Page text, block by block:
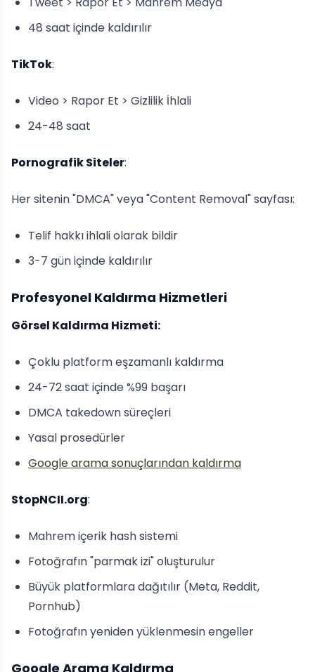
48 saat içinde kaldırılır
TikTok:
Video > Rapor Et > Gizlilik İhlali
24-48 saat
Pornografik Siteler:
Her sitenin "DMCA" veya "Content Removal" sayfası:
Telif hakkı ihlali olarak bildir
3-7 gün içinde kaldırılır
Profesyonel Kaldırma Hizmetleri
Görsel Kaldırma Hizmeti:
Çoklu platform eşzamanlı kaldırma
24-72 saat içinde %99 başarı
DMCA takedown süreçleri
Yasal prosedürler
Google arama sonuçlarından kaldırma
StopNCII.org:
Mahrem içerik hash sistemi
Fotoğrafın "parmak izi" oluşturulur
Büyük platformlara dağıtılır (Meta, Reddit,
Pornhub)
Fotoğrafın yeniden yüklenmesin engeller
Google Arama Kaldırma